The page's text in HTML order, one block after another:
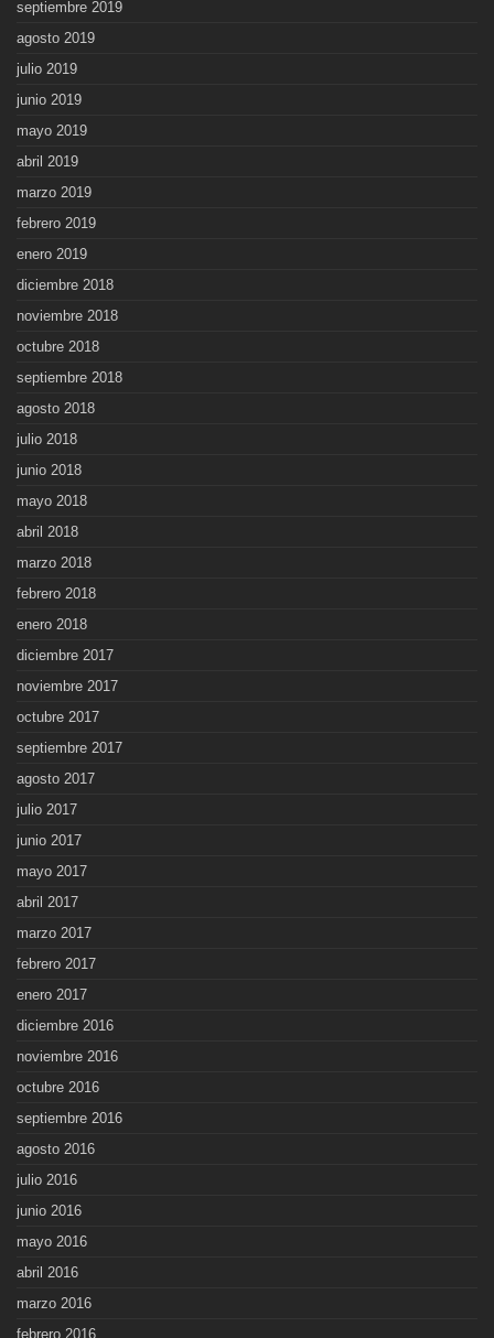
septiembre 2019
agosto 2019
julio 2019
junio 2019
mayo 2019
abril 2019
marzo 2019
febrero 2019
enero 2019
diciembre 2018
noviembre 2018
octubre 2018
septiembre 2018
agosto 2018
julio 2018
junio 2018
mayo 2018
abril 2018
marzo 2018
febrero 2018
enero 2018
diciembre 2017
noviembre 2017
octubre 2017
septiembre 2017
agosto 2017
julio 2017
junio 2017
mayo 2017
abril 2017
marzo 2017
febrero 2017
enero 2017
diciembre 2016
noviembre 2016
octubre 2016
septiembre 2016
agosto 2016
julio 2016
junio 2016
mayo 2016
abril 2016
marzo 2016
febrero 2016